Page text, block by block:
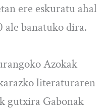
ere eskuratu ahal
ale banatuko dira.
Azokak
literaturaren
gutxira Gabonak